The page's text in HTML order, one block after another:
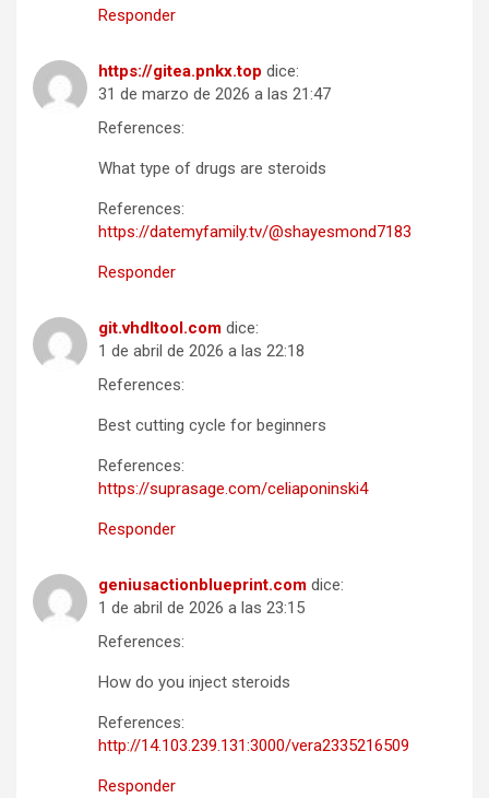
Responder
https://gitea.pnkx.top dice:
31 de marzo de 2026 a las 21:47
References:
What type of drugs are steroids
References:
https://datemyfamily.tv/@shayesmond7183
Responder
git.vhdltool.com dice:
1 de abril de 2026 a las 22:18
References:
Best cutting cycle for beginners
References:
https://suprasage.com/celiaponinski4
Responder
geniusactionblueprint.com dice:
1 de abril de 2026 a las 23:15
References:
How do you inject steroids
References:
http://14.103.239.131:3000/vera2335216509
Responder